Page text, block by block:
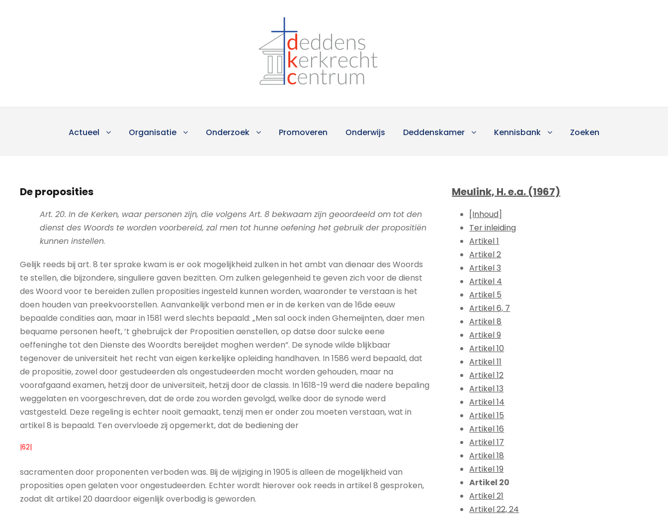
Actueel Organisatie Onderzoek Promoveren Onderwijs Deddenskamer Kennisbank Zoeken
De proposities
Art. 20. In de Kerken, waar personen zijn, die volgens Art. 8 bekwaam zijn geoordeeld om tot den
dienst des Woords te worden voorbereid, zal men tot hunne oefening het gebruik der propositiën
kunnen instellen.
Gelijk reeds bij art. 8 ter sprake kwam is er ook mogelijkheid zulken in het ambt van dienaar des Woords
te stellen, die bijzondere, singuliere gaven bezitten. Om zulken gelegenheid te geven zich voor de dienst
des Woord voor te bereiden zullen proposities ingesteld kunnen worden, waaronder te verstaan is het
doen houden van preekvoorstellen. Aanvankelijk verbond men er in de kerken van de 16de eeuw
bepaalde condities aan, maar in 1581 werd slechts bepaald: „Men sal oock inden Ghemeijnten, daer men
bequame personen heeft, ’t ghebruijck der Propositien aenstellen, op datse door sulcke eene
oeffeninghe tot den Dienste des Woordts bereijdet moghen werden”. De synode wilde blijkbaar
tegenover de universiteit het recht van eigen kerkelijke opleiding handhaven. In 1586 werd bepaald, dat
de propositie, zowel door gestudeerden als ongestudeerden mocht worden gehouden, maar na
voorafgaand examen, hetzij door de universiteit, hetzij door de classis. In 1618-19 werd die nadere bepaling
weggelaten en voorgeschreven, dat de orde zou worden gevolgd, welke door de synode werd
vastgesteld. Deze regeling is echter nooit gemaakt, tenzij men er onder zou moeten verstaan, wat in
artikel 8 is bepaald. Ten overvloede zij opgemerkt, dat de bediening der
|62|
sacramenten door proponenten verboden was. Bij de wijziging in 1905 is alleen de mogelijkheid van
proposities open gelaten voor ongestudeerden. Echter wordt hierover ook reeds in artikel 8 gesproken,
zodat dit artikel 20 daardoor eigenlijk overbodig is geworden.
Meulink, H. e.a. (1967)
[Inhoud]
Ter inleiding
Artikel 1
Artikel 2
Artikel 3
Artikel 4
Artikel 5
Artikel 6, 7
Artikel 8
Artikel 9
Artikel 10
Artikel 11
Artikel 12
Artikel 13
Artikel 14
Artikel 15
Artikel 16
Artikel 17
Artikel 18
Artikel 19
Artikel 20
Artikel 21
Artikel 22, 24